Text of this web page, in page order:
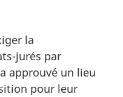
la
jurés par
approuvé un lieu
pour leur